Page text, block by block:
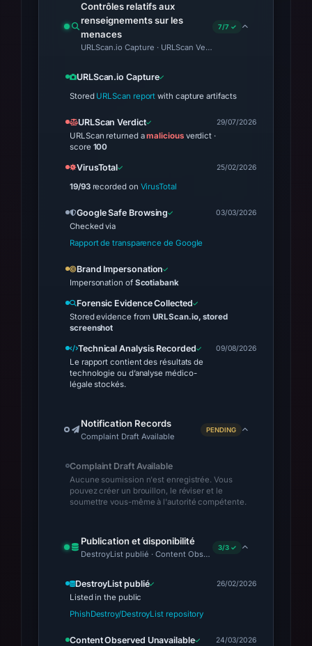
Contrôles relatifs aux
renseignements sur les
menaces
URLScan.io Capture · URLScan Verdict · VirusTotal ·
7/7 ✓
URLScan.io Capture
Stored URLScan report with capture artifacts
URLScan Verdict
URLScan returned amaliciousverdict ·
score 100
29/07/2026
VirusTotal
19/93recorded on VirusTotal
25/02/2026
Google Safe Browsing
Checked via
Rapport de transparence de Google
03/03/2026
Brand Impersonation
Impersonation of Scotiabank
Forensic Evidence Collected
Stored evidence fromURLScan.io, stored
screenshot
Technical Analysis Recorded
Le rapport contient des résultats de
technologie ou d’analyse médico-
légale stockés.
09/08/2026
Notification Records
Complaint Draft Available
PENDING
Complaint Draft Available
Aucune soumission n'est enregistrée. Vous
pouvez créer un brouillon, le réviser et le
soumettre vous-même à l'autorité compétente.
Publication et disponibilité
DestroyList publié · Content Observed Unavailable · Délai
3/3 ✓
DestroyList publié
Listed in the public
PhishDestroy/DestroyList repository
26/02/2026
Content Observed Unavailable 24/03/2026